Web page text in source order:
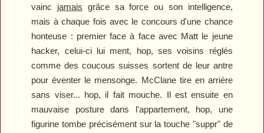
vainc jamais grâce sa force ou son intelligence,
mais à chaque fois avec le concours d'une chance
honteuse : premier face à face avec Matt le jeune
hacker, celui-ci lui ment, hop, ses voisins réglés
comme des coucous suisses sortent de leur antre
pour éventer le mensonge. McClane tire en arrière
sans viser... hop, il fait mouche. Il est ensuite en
mauvaise posture dans l'appartement, hop, une
figurine tombe précisément sur la touche "suppr" de